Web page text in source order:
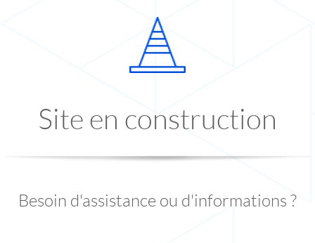
Site en construction
Besoin d'assistance ou d'informations ?